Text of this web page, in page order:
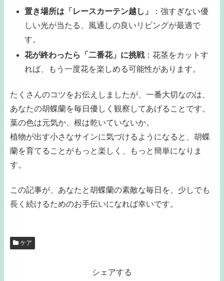
置き場所は「レースカーテン越し」
：強すぎない優
しい光が当たる、風通しの良いリビングが最適で
す。
花が終わったら「二番花」に挑戦：花茎をカットす
れば、もう一度花を楽しめる可能性があります。
たくさんのコツをお伝えしましたが、一番大切なのは、
あなたの胡蝶蘭を毎日優しく観察してあげることです。
葉の色は元気か、根は乾いていないか。
植物が出す小さなサインに気づけるようになると、胡蝶
蘭を育てることがもっと楽しく、もっと簡単になりま
す。
この記事が、あなたと胡蝶蘭の素敵な毎日を、少しでも
長く続けるためのお手伝いになれば幸いです。
ケア
シェアする